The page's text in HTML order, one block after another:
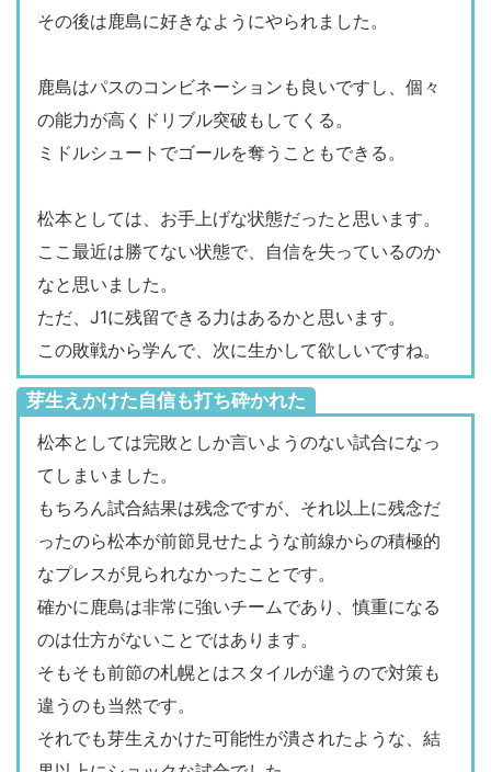
その後は鹿島に好きなようにやられました。
鹿島はパスのコンビネーションも良いですし、個々
の能力が高くドリブル突破もしてくる。
ミドルシュートでゴールを奪うこともできる。
松本としては、お手上げな状態だったと思います。
ここ最近は勝てない状態で、自信を失っているのか
なと思いました。
ただ、J1に残留できる力はあるかと思います。
この敗戦から学んで、次に生かして欲しいですね。
芽生えかけた自信も打ち砕かれた
松本としては完敗としか言いようのない試合になっ
てしまいました。
もちろん試合結果は残念ですが、それ以上に残念だ
ったのら松本が前節見せたような前線からの積極的
なプレスが見られなかったことです。
確かに鹿島は非常に強いチームであり、慎重になる
のは仕方がないことではあります。
そもそも前節の札幌とはスタイルが違うので対策も
違うのも当然です。
それでも芽生えかけた可能性が潰されたような、結